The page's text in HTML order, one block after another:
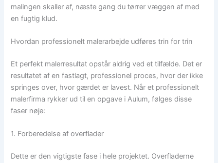
malingen skaller af, næste gang du tørrer væggen af med
en fugtig klud.
Hvordan professionelt malerarbejde udføres trin for trin
Et perfekt malerresultat opstår aldrig ved et tilfælde. Det er
resultatet af en fastlagt, professionel proces, hvor der ikke
springes over, hvor gærdet er lavest. Når et professionelt
malerfirma rykker ud til en opgave i Aulum, følges disse
faser nøje:
1. Forberedelse af overflader
Dette er den vigtigste fase i hele projektet. Overfladerne